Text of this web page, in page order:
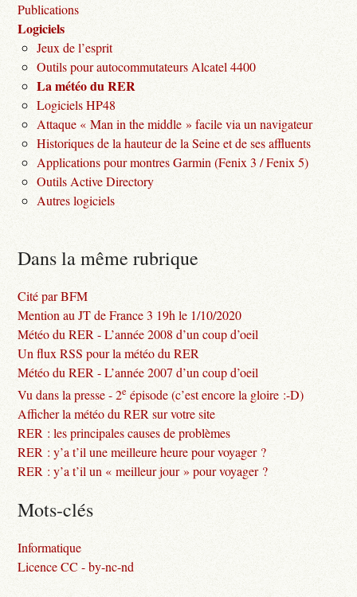
Publications
Logiciels
Jeux de l’esprit
Outils pour autocommutateurs Alcatel 4400
La météo du RER
Logiciels HP48
Attaque « Man in the middle » facile via un navigateur
Historiques de la hauteur de la Seine et de ses affluents
Applications pour montres Garmin (Fenix 3 / Fenix 5)
Outils Active Directory
Autres logiciels
Dans la même rubrique
Cité par BFM
Mention au JT de France 3 19h le 1/10/2020
Météo du RER - L’année 2008 d’un coup d’oeil
Un flux RSS pour la météo du RER
Météo du RER - L’année 2007 d’un coup d’oeil
Vu dans la presse - 2e épisode (c’est encore la gloire :-D)
Afficher la météo du RER sur votre site
RER : les principales causes de problèmes
RER : y’a t’il une meilleure heure pour voyager ?
RER : y’a t’il un « meilleur jour » pour voyager ?
Mots-clés
Informatique
Licence CC - by-nc-nd